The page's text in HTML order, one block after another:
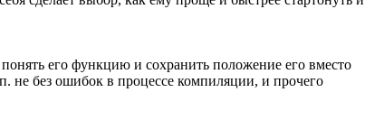
его функцию и сохранить положение его вместо
не без ошибок в процессе компиляции, и прочего